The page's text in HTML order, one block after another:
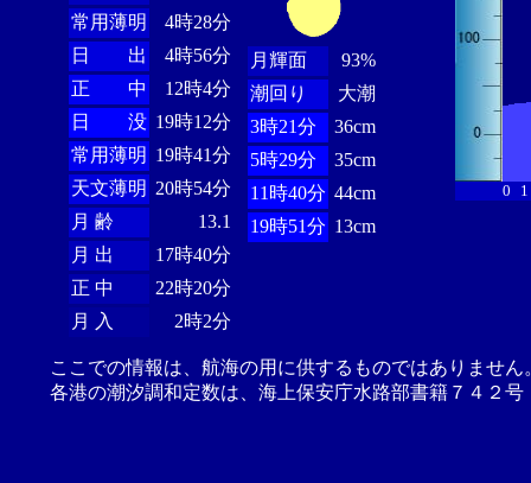
常用薄明
4時28分
日 出
4時56分
正 中
12時4分
日 没 19時12分
常用薄明 19時41分
天文薄明 20時54分
月 齢
13.1
月 出
17時40分
正 中
22時20分
月 入
2時2分
月輝面
93%
潮回り
大潮
3時21分
36cm
5時29分
35cm
11時40分 44cm
19時51分 13cm
0 1
ここでの情報は、航海の用に供するものではありませ
各港の潮汐調和定数は、海上保安庁水路部書籍７４２